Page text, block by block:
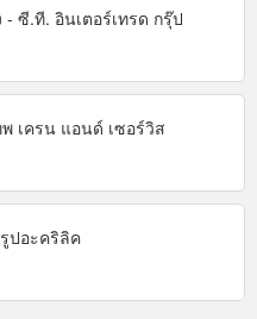
- ซี.ที. อินเตอร์เทรด กรุ๊ป
พ เครน แอนด์ เซอร์วิส
ปอะคริลิค